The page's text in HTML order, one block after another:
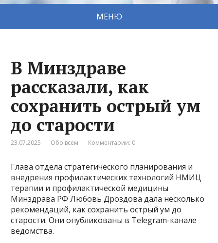
МЕНЮ
В Минздраве
рассказали, как
сохранить острый ум
до старости
23.07.2025 Обо всем Комментарии: 0
Глава отдела стратегического планирования и
внедрения профилактических технологий НМИЦ
терапии и профилактической медицины
Минздрава РФ Любовь Дроздова дала несколько
рекомендаций, как сохранить острый ум до
старости. Они опубликованы в Telegram-канале
ведомства.